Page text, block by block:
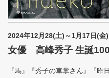
2024年12月28(土)～1月17日(
女優 高峰秀子 生誕
『馬』『秀子の車掌さん』『昨